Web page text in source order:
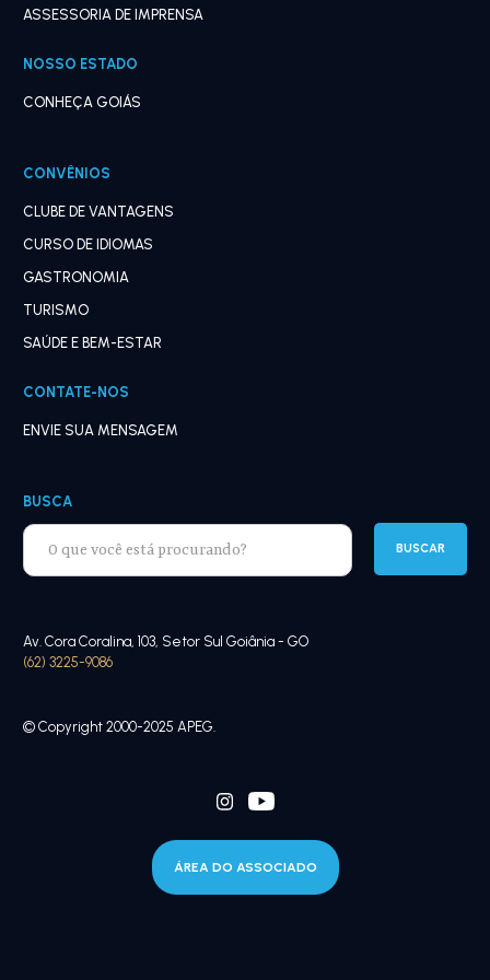
ASSESSORIA DE IMPRENSA
NOSSO ESTADO
CONHEÇA GOIÁS
CONVÊNIOS
CLUBE DE VANTAGENS
CURSO DE IDIOMAS
GASTRONOMIA
TURISMO
SAÚDE E BEM-ESTAR
CONTATE-NOS
ENVIE SUA MENSAGEM
BUSCA
Av. Cora Coralina, 103, Setor Sul Goiânia - GO
(62) 3225-9086
© Copyright 2000-2025 APEG.
ÁREA DO ASSOCIADO